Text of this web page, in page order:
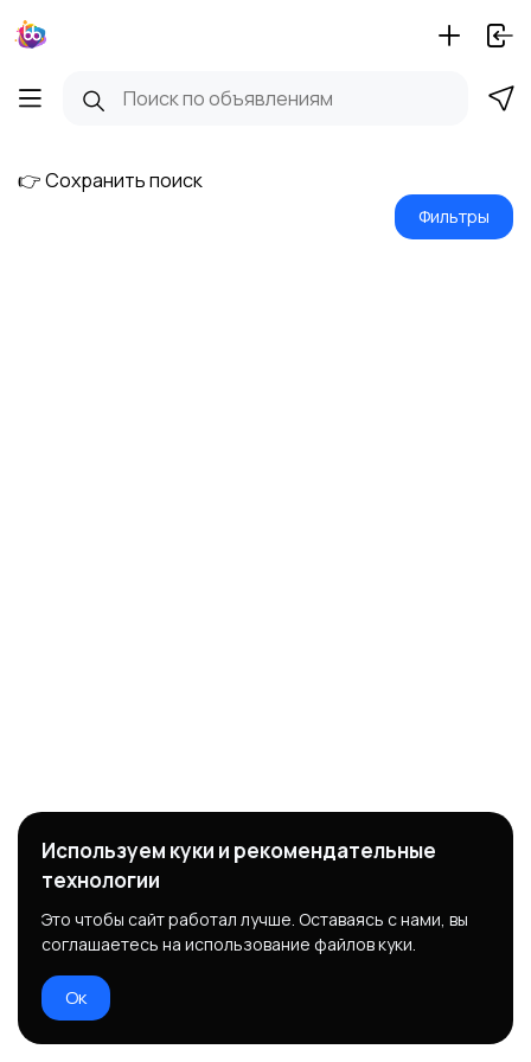
👉 Сохранить поиск
Фильтры
Используем куки и рекомендательные
технологии
Это чтобы сайт работал лучше. Оставаясь с нами, вы
соглашаетесь на использование файлов куки.
Ок